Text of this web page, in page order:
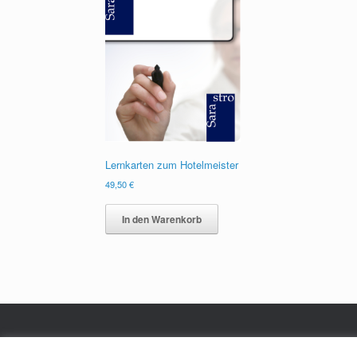
Lernkarten zum Hotelmeister
49,50€
In den Warenkorb